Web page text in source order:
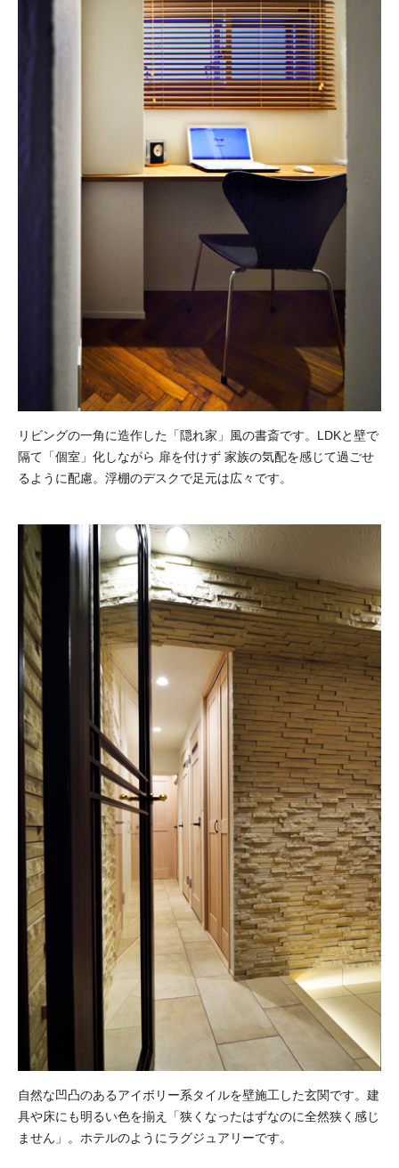
リビングの一角に造作した「隠れ家」風の書斎です。LDKと壁で
隔て「個室」化しながら 扉を付けず 家族の気配を感じて過ごせ
るように配慮。浮棚のデスクで足元は広々です。
自然な凹凸のあるアイボリー系タイルを壁施工した玄関です。建
具や床にも明るい色を揃え「狭くなったはずなのに全然狭く感じ
ません」。ホテルのようにラグジュアリーです。